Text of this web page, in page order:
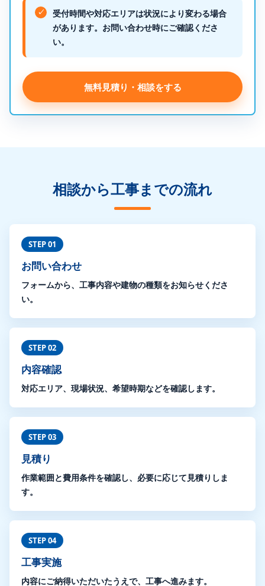
受付時間や対応エリアは状況により変わる場合
があります。お問い合わせ時にご確認くださ
い。
無料見積り・相談をする
相談から工事までの流れ
STEP 01
お問い合わせ
フォームから、工事内容や建物の種類をお知らせくださ
い。
STEP 02
内容確認
対応エリア、現場状況、希望時期などを確認します。
STEP 03
見積り
作業範囲と費用条件を確認し、必要に応じて見積りしま
す。
STEP 04
工事実施
内容にご納得いただいたうえで、工事へ進みます。